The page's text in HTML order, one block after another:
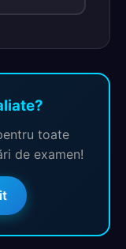
toate
de examen!